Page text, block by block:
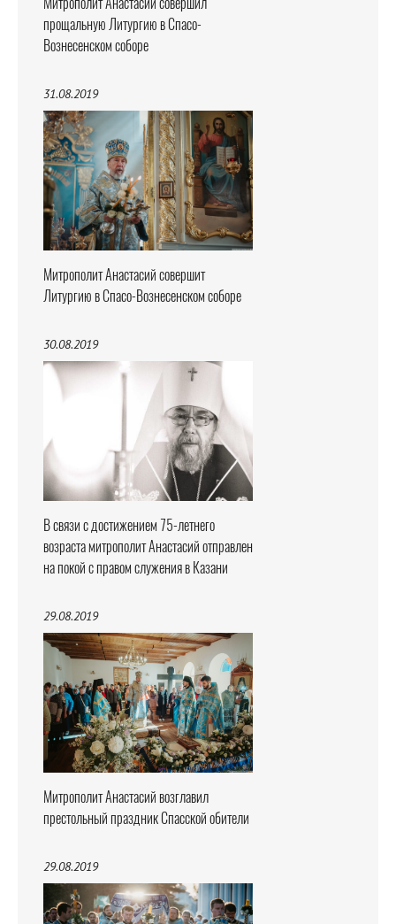
прощальную Литургию в Спасо-
Вознесенском соборе
31.08.2019
Митрополит Анастасий совершит
Литургию в Спасо-Вознесенском соборе
30.08.2019
В связи с достижением 75-летнего
возраста митрополит Анастасий отправлен
на покой с правом служения в Казани
29.08.2019
Митрополит Анастасий возглавил
престольный праздник Спасской обители
29.08.2019